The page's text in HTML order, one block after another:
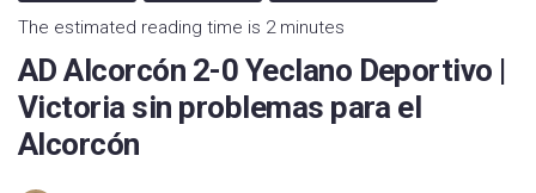
The estimated reading time is 2 minutes
AD Alcorcón 2-0 Yeclano Deportivo |
Victoria sin problemas para el
Alcorcón